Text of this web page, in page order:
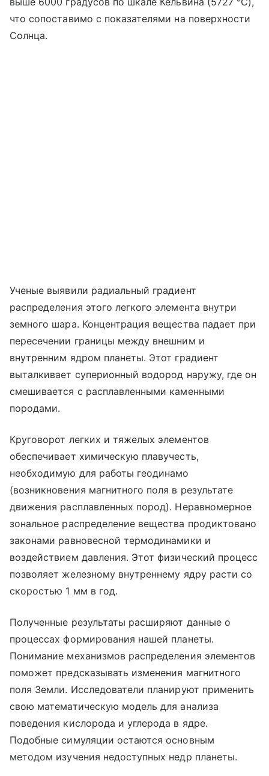
что сопоставимо с показателями на поверхности
Солнца.
Ученые выявили радиальный градиент
распределения этого легкого элемента внутри
земного шара. Концентрация вещества падает при
пересечении границы между внешним и
внутренним ядром планеты. Этот градиент
выталкивает суперионный водород наружу, где он
смешивается с расплавленными каменными
породами.
Круговорот легких и тяжелых элементов
обеспечивает химическую плавучесть,
необходимую для работы геодинамо
(возникновения магнитного поля в результате
движения расплавленных пород). Неравномерное
зональное распределение вещества продиктовано
законами равновесной термодинамики и
воздействием давления. Этот физический процесс
позволяет железному внутреннему ядру расти со
скоростью 1 мм в год.
Полученные результаты расширяют данные о
процессах формирования нашей планеты.
Понимание механизмов распределения элементов
поможет предсказывать изменения магнитного
поля Земли. Исследователи планируют применить
свою математическую модель для анализа
поведения кислорода и углерода в ядре.
Подобные симуляции остаются основным
методом изучения недоступных недр планеты.